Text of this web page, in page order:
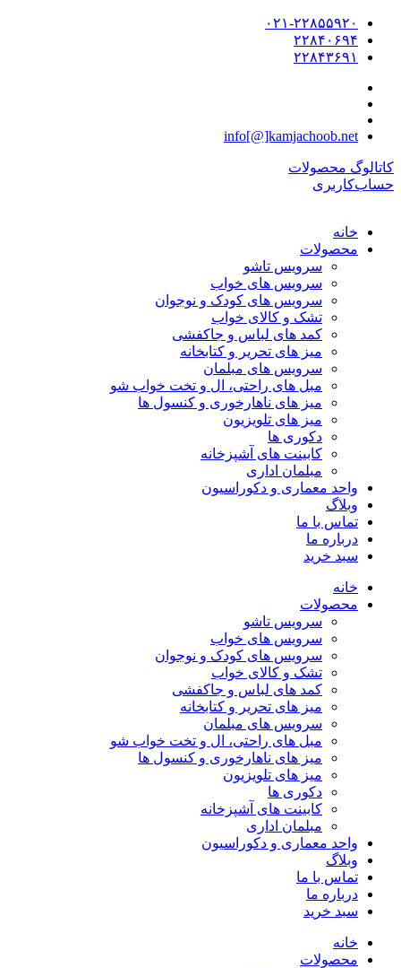
۰۲۱-۲۲۸۵۵۹۲۰
۲۲۸۴۰۶۹۴
۲۲۸۴۳۶۹۱
info[@]kamjachoob.net
کاتالوگ محصولات
حساب‌کاربری
خانه
محصولات
سرویس تاشو
سرویس های خواب
سرویس های کودک و نوجوان
تشک و کالای خواب
کمد های لباس و جاکفشی
میز های تحریر و کتابخانه
سرویس های مبلمان
مبل های راحتی، ال و تخت خواب شو
میز های ناهارخوری و کنسول ها
میز های تلویزیون
دکوری ها
کابینت های آشپزخانه
مبلمان اداری
واحد معماری و دکوراسیون
وبلاگ
تماس با ما
درباره ما
سبد خرید
خانه
محصولات
سرویس تاشو
سرویس های خواب
سرویس های کودک و نوجوان
تشک و کالای خواب
کمد های لباس و جاکفشی
میز های تحریر و کتابخانه
سرویس های مبلمان
مبل های راحتی، ال و تخت خواب شو
میز های ناهارخوری و کنسول ها
میز های تلویزیون
دکوری ها
کابینت های آشپزخانه
مبلمان اداری
واحد معماری و دکوراسیون
وبلاگ
تماس با ما
درباره ما
سبد خرید
خانه
محصولات